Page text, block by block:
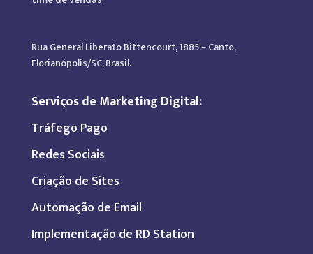
Rua General Liberato Bittencourt, 1885 – Canto,
Florianópolis/SC, Brasil.
Serviços de Marketing Digital:
Tráfego Pago
Redes Sociais
Criação de Sites
Automação de Email
Implementação de RD Station